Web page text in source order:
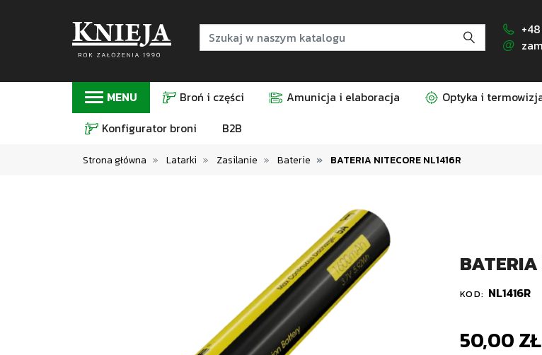
MENU Broń i części Amunicja i elaboracja Optyka i
Konfigurator broni
B2B
Strona główna Latarki Zasilanie Baterie BATERIA NITECORE NL1416R
BATERIA
KOD: NL1416R
50,00 ZŁ